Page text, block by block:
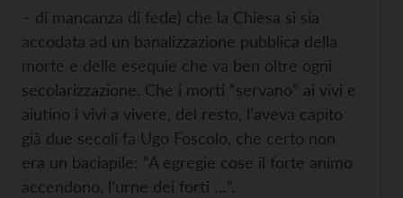
– di mancanza di fede) che la Chiesa si sia
accodata ad un banalizzazione pubblica della
morte e delle esequie che va ben oltre ogni
secolarizzazione. Che i morti “servano” ai vivi e
aiutino i vivi a vivere, del resto, l’aveva capito
già due secoli fa Ugo Foscolo, che certo non
era un baciapile: “A egregie cose il forte animo
accendono, l’urne dei forti …”.